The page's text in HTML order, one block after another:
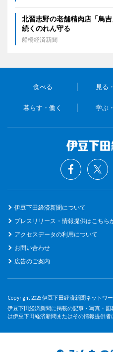
北習志野の老舗精肉店「鳥
続くのれん守る
船橋経済新聞
食べる 見る
暮らす・働く 学ぶ
伊豆下田経済新聞について
プレスリリース・情報提供はこちら
アクセスデータの利用について
お問い合わせ
広告のご案内
Copyright 2026 伊豆下田経済新聞ネットワ
伊豆下田経済新聞に掲載の記事・写真・
は伊豆下田経済新聞またはその情報提供者